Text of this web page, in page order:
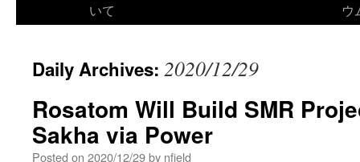
いて
ウ
Daily Archives: 2020/12/29
Rosatom Will Build SMR
Sakha via Power
Posted on 2020/12/29by nfield